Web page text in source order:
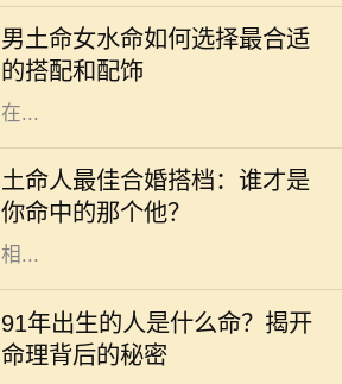
男土命女水命如何选择最合适
的搭配和配饰
要的概念。每个人的出生日期都会对
应到五行金木水火土中的一种或几种
属性。男土命与女水命的组合，虽然
在...
土命人最佳合婚搭档：谁才是
你命中的那个他？
在五行属性中，土命人依赖于大地的
稳定与包容，象征着踏实和稳重。对
于土命人来说，选择合适的伴侣不仅
是一种情感的需求，更是从五行相生
相...
91年出生的人是什么命？揭开
命理背后的秘密
在中国传统的命理学中，出生年份常
常被视为一个人命运的重要标志。
1991年作为农历的羊年，其命格特征
与性格特点备受关注。那么，91年出